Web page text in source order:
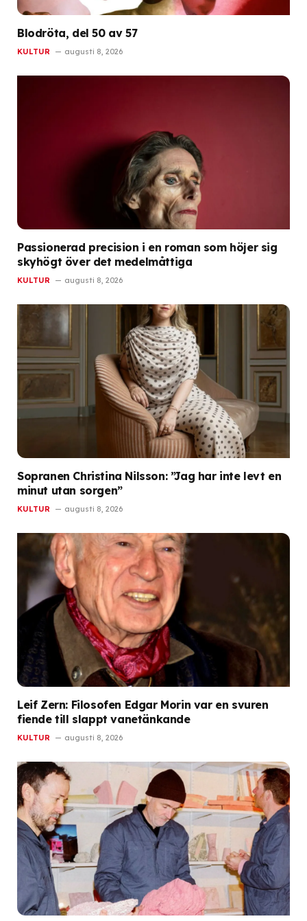
Blodröta, del 50 av 57
KULTUR augusti 8, 2026
Passionerad precision i en roman som höjer sig
skyhögt över det medelmåttiga
KULTUR augusti 8, 2026
Sopranen Christina Nilsson: ”Jag har inte levt en
minut utan sorgen”
KULTUR augusti 8, 2026
Leif Zern: Filosofen Edgar Morin var en svuren
fiende till slappt vanetänkande
KULTUR augusti 8, 2026